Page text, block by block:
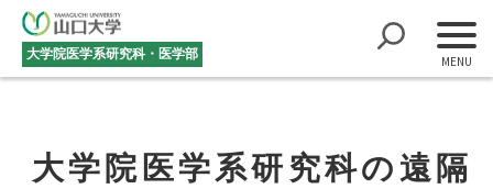
大学院医学系研究科・医学部
大学院医学系研究科の遠隔